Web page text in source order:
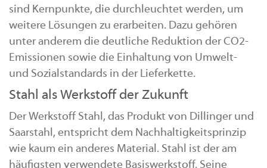
sind Kernpunkte, die durchleuchtet werden, um
weitere Lösungen zu erarbeiten. Dazu gehören
unter anderem die deutliche Reduktion der CO2-
Emissionen sowie die Einhaltung von Umwelt-
und Sozialstandards in der Lieferkette.
Stahl als Werkstoff der Zukunft
Der Werkstoff Stahl, das Produkt von Dillinger und
Saarstahl, entspricht dem Nachhaltigkeitsprinzip
wie kaum ein anderes Material. Stahl ist der am
häufigsten verwendete Basiswerkstoff. Seine